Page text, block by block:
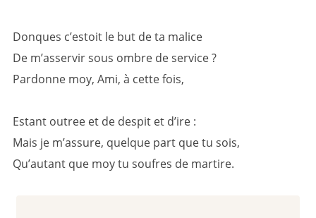
Donques c’estoit le but de ta malice
De m’asservir sous ombre de service ?
Pardonne moy, Ami, à cette fois,
Estant outree et de despit et d’ire :
Mais je m’assure, quelque part que tu sois,
Qu’autant que moy tu soufres de martire.